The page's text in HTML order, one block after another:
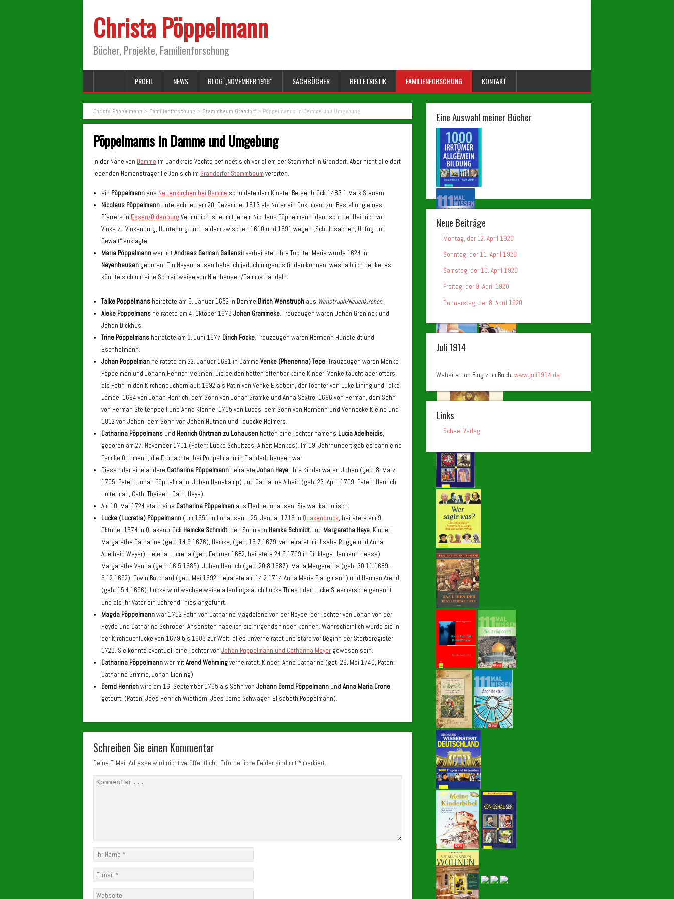
Christa Pöppelmann
Bücher, Projekte, Familienforschung
PROFIL NEWS BLOG „NOVEMBER 1918“ SACHBÜCHER BELLETRISTIK FAMILIENFORSCHUNG KONTAKT
Christa Pöppelmann > Familienforschung > Stammbaum Grandorf> Pöppelmanns in Damme und Umgebung
Pöppelmanns in Damme und Umgebung
In der Nähe von Damme im Landkreis Vechta befindet sich vor allem der Stammhof in Grandorf. Aber nicht alle dort
lebenden Namensträger ließen sich im Grandorfer Stammbaum verorten.
ein Pöppelmann aus Neuenkirchen bei Damme schuldete dem Kloster Bersenbrück 1483 1 Mark Steuern.
Nicolaus Pöppelmann unterschrieb am 20. Dezember 1613 als Notar ein Dokument zur Bestellung eines
Pfarrers in Essen/Oldenburg Vermutlich ist er mit jenem Nicolaus Pöppelmann identisch, der Heinrich von
Vinke zu Vinkenburg, Hunteburg und Haldem zwischen 1610 und 1691 wegen „Schuldsachen, Unfug und
Gewalt“ anklagte.
Maria Pöppelmannwar mitAndreas German Gallensirverheiratet. Ihre Tochter Maria wurde 1624 in
Neyenhausen geboren. Ein Neyenhausen habe ich jedoch nirgends finden können, weshalb ich denke, es
könnte sich um eine Schreibweise von Nienhausen/Damme handeln.
Talke Poppelmans heiratete am 6. Januar 1652 in Damme Dirich Wenstruph aus Wenstruph/Neuenkirchen.
Aleke Poppelmans heiratete am 4. Oktober 1673 Johan Grammeke. Trauzeugen waren Johan Groninck und
Johan Dickhus.
Trine Pöppelmans heiratete am 3. Juni 1677 Dirich Focke. Trauzeugen waren Hermann Hunefeldt und
Eschhofmann.
Johan Poppelman heiratete am 22. Januar 1691 in Damme Venke (Phenenna) Tepe. Trauzeugen waren Menke
Pöppelman und Johann Henrich Meßman. Die beiden hatten offenbar keine Kinder. Venke taucht aber öfters
als Patin in den Kirchenbüchern auf: 1692 als Patin von Venke Elsabein, der Tochter von Luke Lining und Talke
Lampe, 1694 von Johan Henrich, dem Sohn von Johan Gramke und Anna Sextro, 1696 von Herman, dem Sohn
von Herman Steltenpoell und Anna Klonne, 1705 von Lucas, dem Sohn von Hermann und Vennecke Kleine und
1812 von Johan, dem Sohn von Johan Hütman und Taubcke Helmers.
Catharina Pöppelmans und Henrich Ohrtman zu Lohausen hatten eine Tochter namens Lucia Adelheidis,
geboren am 27. November 1701 (Paten: Lücke Schultzes, Alheit Menkes). Im 19. Jahrhundert gab es dann eine
Familie Orthmann, die Erbpächter bei Pöppelmann in Fladderlohausen war.
Diese oder eine andere Catharina Pöppelmann heiratete Johan Heye. Ihre Kinder waren Johan (geb. 8. März
1705, Paten: Johan Pöppelmann, Johan Hanekamp) und Catharina Alheid (geb. 23. April 1709, Paten: Henrich
Hölterman, Cath. Theisen, Cath. Heye).
Am 10. Mai 1724 starb eine Catharina Pöppelman aus Fladderlohausen. Sie war katholisch.
Lucke (Lucretia) Pöppelmann (um 1651 in Lohausen – 25. Januar 1716 in Quakenbrück, heiratete am 9.
Oktober 1674 in Quakenbrück Hemcke Schmidt, den Sohn von Hemke Schmidt und Margaretha Haye. Kinder:
Margaretha Catharina (geb. 14.5.1676), Hemke, (geb. 16.7.1679, verheiratet mit Ilsabe Rogge und Anna
Adelheid Weyer), Helena Lucretia (geb. Februar 1682, heiratete 24.9.1709 in Dinklage Hermann Hesse),
Margaretha Venna (geb. 16.5.1685), Johan Henrich (geb. 20.8.1687), Maria Margaretha (geb. 30.11.1689 –
6.12.1692), Erwin Borchard (geb. Mai 1692, heiratete am 14.2.1714 Anna Maria Plangmann) und Herman Arend
(geb. 15.4.1696). Lucke wird wechselweise allerdings auch Lucke Thies oder Lucke Steemarsche genannt
und als ihr Vater ein Behrend Thies angeführt.
Magda Pöppelmannwar 1712 Patin von Catharina Magdalena von der Heyde, der Tochter von Johan von der
Heyde und Catharina Schröder. Ansonsten habe ich sie nirgends finden können. Wahrscheinlich wurde sie in
der Kirchbuchlücke von 1679 bis 1683 zur Welt, blieb unverheiratet und starb vor Beginn der Sterberegister
1723. Sie könnte eventuell eine Tochter von Johan Pöppelmann und Catharina Meyer gewesen sein.
Catharina Pöppelmannwar mitArend Wehmingverheiratet. Kinder: Anna Catharina (get. 29. Mai 1740, Paten:
Catharina Grimme, Johan Liening)
Bernd Henrichwird am 16. September 1765 als Sohn von Johann Bernd Pöppelmann und Anna Maria Crone
getauft. (Paten: Joes Henrich Wiethorn, Joes Bernd Schwager, Elisabeth Pöppelmann).
Schreiben Sie einen Kommentar
Deine E-Mail-Adresse wird nicht veröffentlicht. Erforderliche Felder sind mit * markiert.
Eine Auswahl meiner Bücher
Neue Beiträge
Montag, der 12. April 1920
Sonntag, der 11. April 1920
Samstag, der 10. April 1920
Freitag, der 9. April 1920
Donnerstag, der 8. April 1920
Juli 1914
Website und Blog zum Buch: www.juli1914.de
Links
Scheel Verlag